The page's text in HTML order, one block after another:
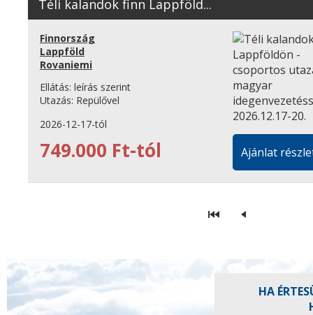
Téli kalandok finn Lappföld...
Finnország
Lappföld
Rovaniemi
Ellátás: leírás szerint
Utazás: Repülővel
2026-12-17-tól
749.000 Ft-tól Ajánlat
HA